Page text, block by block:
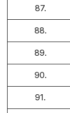
87.
88.
89.
90.
91.